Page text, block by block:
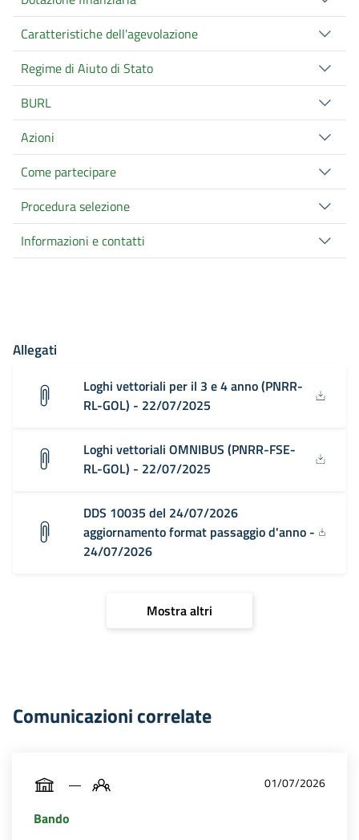
Caratteristiche dell'agevolazione
Regime di Aiuto di Stato
BURL
Azioni
Come partecipare
Procedura selezione
Informazioni e contatti
Allegati
Loghi vettoriali per il 3 e 4 anno (PNRR-
RL-GOL) - 22/07/2025
Loghi vettoriali OMNIBUS (PNRR-FSE-
RL-GOL) - 22/07/2025
DDS 10035 del 24/07/2026
aggiornamento format passaggio d'anno -
24/07/2026
Mostra altri
Comunicazioni correlate
01/07/2026
Bando